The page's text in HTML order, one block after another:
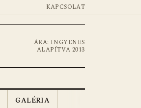
KAPCSOLAT
ÁRA: INGYENES
ALAPÍTVA 2013
GALÉRIA